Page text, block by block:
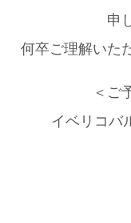
申
何卒ご理解いた
＜ご
イベリコバ